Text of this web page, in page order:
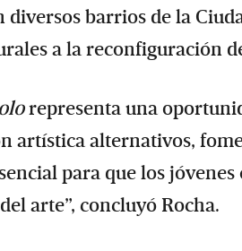
barrios de la
a la reconfiguración
representa una
artística alternativos,
para que los
arte”, concluyó Rocha.